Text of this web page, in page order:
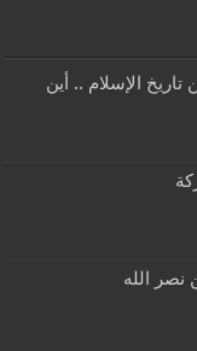
من تاريخ الإسلام .. أين
الله